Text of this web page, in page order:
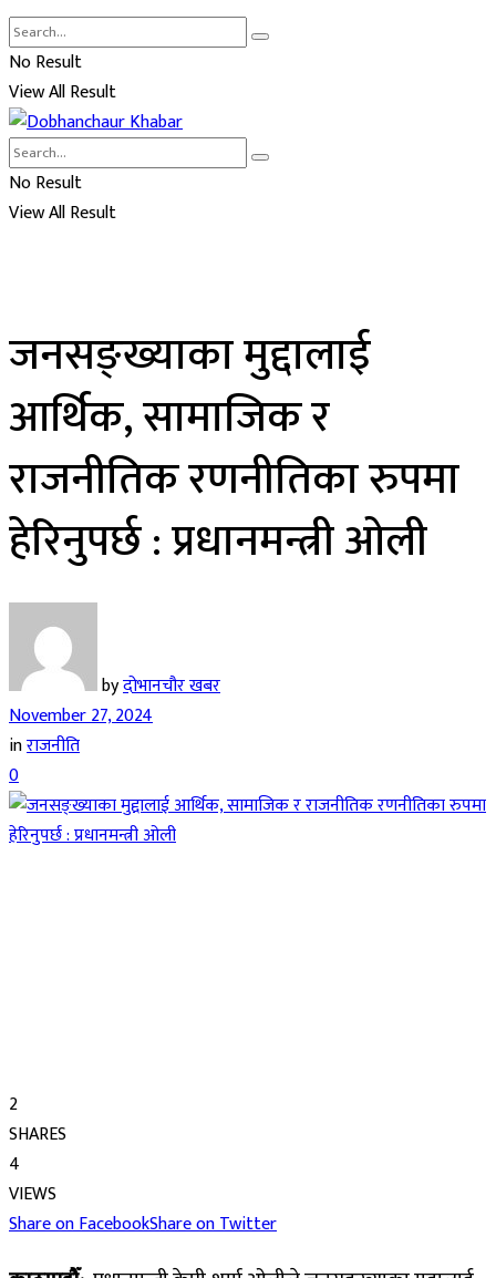
No Result
View All Result
No Result
View All Result
जनसङ्ख्याका मुद्दालाई
आर्थिक, सामाजिक र
राजनीतिक रणनीतिका रुपमा
हेरिनुपर्छ : प्रधानमन्त्री ओली
byदोभानचौर खबर
November 27, 2024
inराजनीति
0
2
SHARES
4
VIEWS
Share on FacebookShare on Twitter